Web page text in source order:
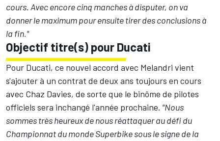
cours. Avec encore cinq manches à disputer, on va
donner le maximum pour ensuite tirer des conclusions à
la fin."
Objectif titre(s) pour Ducati
Pour Ducati, ce nouvel accord avec Melandri vient
s'ajouter à un contrat de deux ans toujours en cours
avec Chaz Davies, de sorte que le binôme de pilotes
officiels sera inchangé l'année prochaine. "Nous
sommes très heureux de nous réattaquer au défi du
Championnat du monde Superbike sous le signe de la